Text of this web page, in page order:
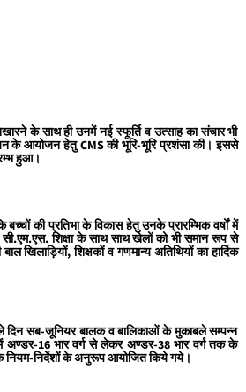
के साथ ही उनमें नई स्फूर्ति व उत्साह का संचार भी
के आयोजन हेतु CMS की भूरि-भूरि प्रशंसा की। इससे
हुआ।
की प्रतिभा के विकास हेतु उनके प्रारम्भिक वर्षों में
सी.एम.एस. शिक्षा के साथ साथ खेलों को भी समान रूप से
खिलाड़ियों, शिक्षकों व गणमान्य अतिथियों का हार्दिक
दिन सब-जूनियर बालक व बालिकाओं के मुकाबले सम्पन्न
अण्डर-16 भार वर्ग से लेकर अण्डर-38 भार वर्ग तक के
नियम-निर्देशों के अनुरूप आयोजित किये गये।